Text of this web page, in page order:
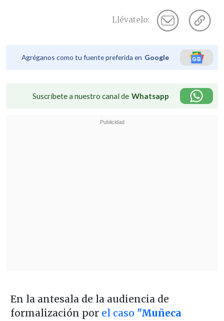
Llévatelo:
Agréganos como tu fuente preferida en Google
Suscríbete a nuestro canal de Whatsapp
En la antesala de la audiencia de
formalización por el caso "Muñeca